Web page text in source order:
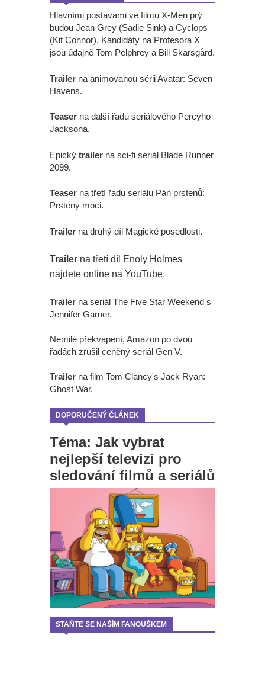
Hlavními postavami ve filmu X-Men prý
budou Jean Grey (Sadie Sink) a Cyclops
(Kit Connor). Kandidáty na Profesora X
jsou údajně Tom Pelphrey a Bill Skarsgård.
Trailer na animovanou sérii Avatar: Seven
Havens.
Teaser na další řadu seriálového Percyho
Jacksona.
Epický trailer na sci-fi seriál Blade Runner
2099.
Teaser na třetí řadu seriálu Pán prstenů:
Prsteny moci.
Trailer na druhý díl Magické posedlosti.
Trailer na třetí díl Enoly Holmes
najdete online na YouTube.
Trailer na seriál The Five Star Weekend s
Jennifer Garner.
Nemilé překvapení, Amazon po dvou
řadách zrušil ceněný seriál Gen V.
Trailer na film Tom Clancy's Jack Ryan:
Ghost War.
DOPORUČENÝ ČLÁNEK
Téma: Jak vybrat
nejlepší televizi pro
sledování filmů a seriálů
STAŇTE SE NAŠÍM FANOUŠKEM